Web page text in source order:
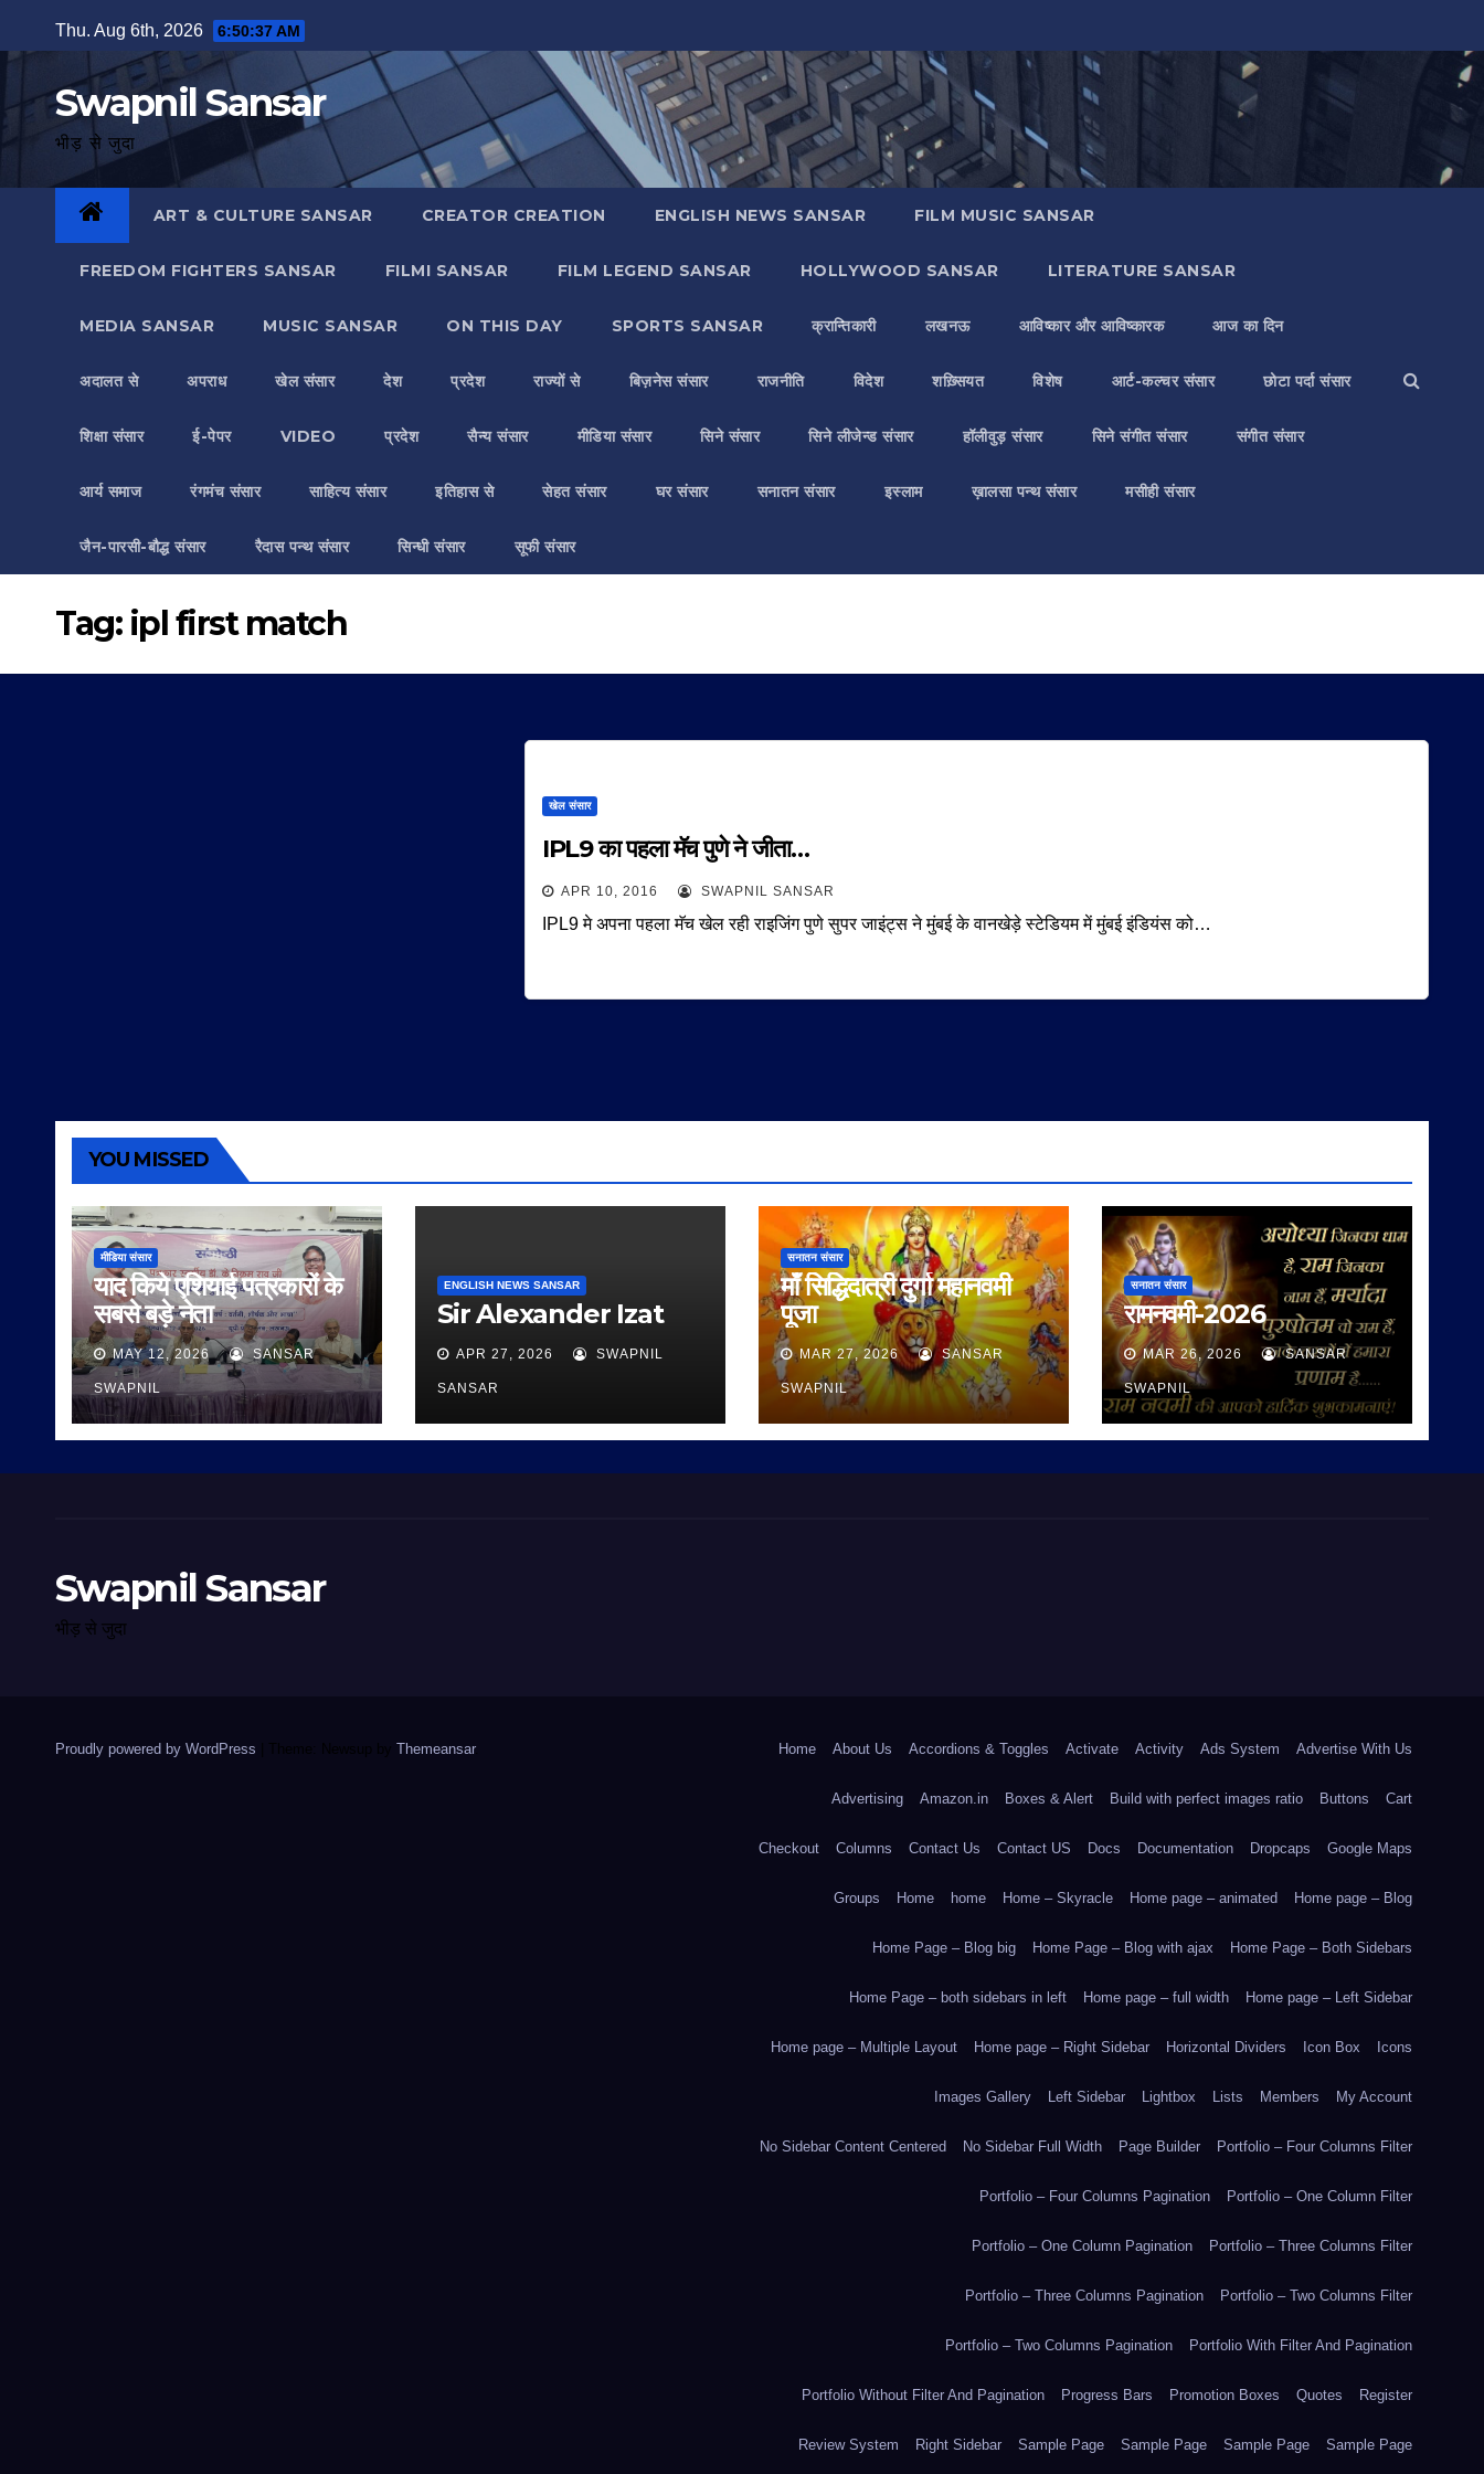
to
Thu. Aug 6th, 2026 6:50:37 AM
Swapnil Sansar
भीड़ से जुदा
ART & CULTURE SANSAR CREATOR CREATION ENGLISH NEWS SANSAR FILM MUSIC SANSAR
FREEDOM FIGHTERS SANSAR FILMI SANSAR FILM LEGEND SANSAR HOLLYWOOD SANSAR LITERATURE SANSAR
MEDIA SANSAR MUSIC SANSAR ON THIS DAY SPORTS SANSAR क्रान्तिकारी लखनऊ आविष्कार और आविष्कारक आज का दिन
अदालत से अपराध खेल संसार देश प्रदेश राज्यों से बिज़नेस संसार राजनीति विदेश शख़्सियत विशेष आर्ट-कल्चर संसार छोटा पर्दा संसार
शिक्षा संसार ई-पेपर VIDEO प्रदेश सैन्य संसार मीडिया संसार सिने संसार सिने लीजेन्ड संसार हॉलीवुड़ संसार सिने संगीत संसार संगीत संसार
आर्य समाज रंगमंच संसार साहित्य संसार इतिहास से सेहत संसार घर संसार सनातन संसार इस्लाम ख़ालसा पन्थ संसार मसीही संसार
जैन-पारसी-बौद्ध संसार रैदास पन्थ संसार सिन्धी संसार सूफी संसार
Tag: ipl first match
खेल संसार
IPL9 का पहला मॅच पुणे ने जीता…
APR 10, 2016 SWAPNIL SANSAR
IPL9 मे अपना पहला मॅच खेल रही राइजिंग पुणे सुपर जाइंट्स ने मुंबई के वानखेड़े स्टेडियम में मुंबई इंडियंस को…
YOU MISSED
मीडिया संसार
याद किये एशियाई पत्रकारों के
सबसे बड़े नेता
MAY 12, 2026 SANSAR
SWAPNIL
ENGLISH NEWS SANSAR
Sir Alexander Izat
APR 27, 2026 SWAPNIL
SANSAR
सनातन संसार
माँ सिद्धिदात्री दुर्गा महानवमी
पूजा
MAR 27, 2026 SANSAR
SWAPNIL
सनातन संसार
रामनवमी-2026
MAR 26, 2026 SANSAR
SWAPNIL
Swapnil Sansar
भीड़ से जुदा
Proudly powered by WordPress Theme: Newsup by Themeansar. Home About Us Accordions & Toggles Activate Activity Ads System Advertise With Us
Advertising Amazon.in Boxes & Alert Build with perfect images ratio Buttons Cart
Checkout Columns Contact Us Contact US Docs Documentation Dropcaps Google Maps
Groups Home home Home – Skyracle Home page – animated Home page – Blog
Home Page – Blog big Home Page – Blog with ajax Home Page – Both Sidebars
Home Page – both sidebars in left Home page – full width Home page – Left Sidebar
Home page – Multiple Layout Home page – Right Sidebar Horizontal Dividers Icon Box Icons
Images Gallery Left Sidebar Lightbox Lists Members My Account
No Sidebar Content Centered No Sidebar Full Width Page Builder Portfolio – Four Columns Filter
Portfolio – Four Columns Pagination Portfolio – One Column Filter
Portfolio – One Column Pagination Portfolio – Three Columns Filter
Portfolio – Three Columns Pagination Portfolio – Two Columns Filter
Portfolio – Two Columns Pagination Portfolio With Filter And Pagination
Portfolio Without Filter And Pagination Progress Bars Promotion Boxes Quotes Register
Review System Right Sidebar Sample Page Sample Page Sample Page Sample Page